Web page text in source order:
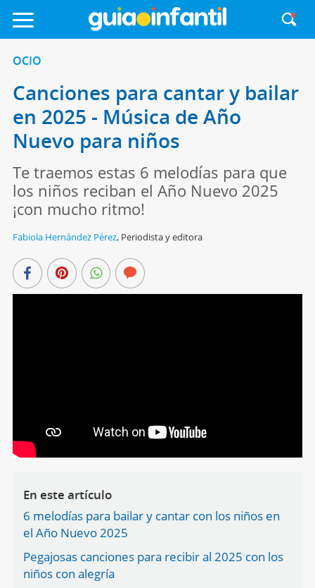
OCIO
Canciones para cantar y bailar
en 2025 - Música de Año
Nuevo para niños
Te traemos estas 6 melodías para que
los niños reciban el Año Nuevo 2025
¡con mucho ritmo!
Fabiola Hernández Pérez, Periodista y editora
En este artículo
6 melodías para bailar y cantar con los niños en
el Año Nuevo 2025
Pegajosas canciones para recibir al 2025 con los
niños con alegría